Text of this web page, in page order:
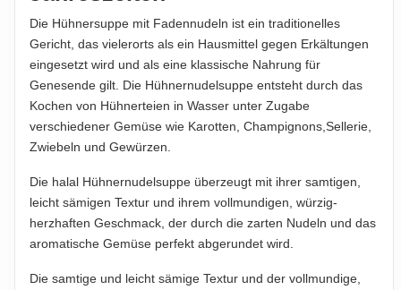
Hinweis zur Haftung: Für die vorstehenden Angaben wird keine Haftung
Produktverpackung; nur diese sind verbindlich.
Für die vorstehenden Angaben wird keine Haftung
übernommen...
ABTROPFGEWICHT
58g
HERSTELLER
Piyale Gıda Sanayi A.Ş.
Gurme GmbH
Die Hühnersuppe mit Fadennudeln ist ein traditionelles
Gericht, das vielerorts als ein Hausmittel gegen Erkältungen
eingesetzt wird und als eine klassische Nahrung für
Genesende gilt. Die Hühnernudelsuppe entsteht durch das
Kochen von Hühnerteien in Wasser unter Zugabe
verschiedener Gemüse wie Karotten, Champignons,Sellerie,
Zwiebeln und Gewürzen.
Die halal Hühnernudelsuppe überzeugt mit ihrer samtigen,
leicht sämigen Textur und ihrem vollmundigen, würzig-
herzhaften Geschmack, der durch die zarten Nudeln und das
aromatische Gemüse perfekt abgerundet wird.
Die samtige und leicht sämige Textur und der vollmundige,